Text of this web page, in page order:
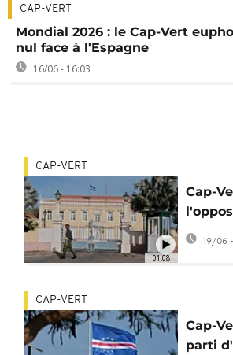
CAP-VERT
Mondial 2026 : le Cap-Vert
nul face à l'Espagne
16/06 - 16:03
01:08
CAP-VERT
Cap-
19/06
CAP-VERT
Cap-
parti